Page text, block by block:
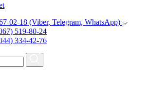
02-18 (Viber, Telegram, WhatsApp)
519-80-24
334-42-76